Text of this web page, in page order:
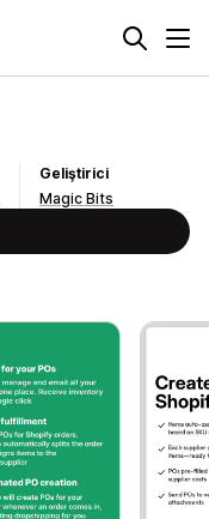
Geliştirici
Magic Bits